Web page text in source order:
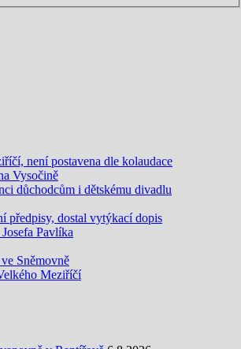
není postavena dle kolaudace
Vysočině
důchodcům i dětskému divadlu
předpisy, dostal vytýkací dopis
Pavlíka
Sněmovně
Meziříčí